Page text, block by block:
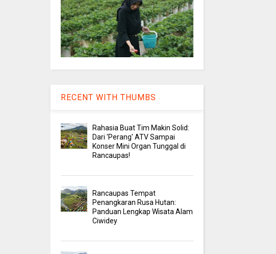
RECENT WITH THUMBS
Rahasia Buat Tim Makin Solid:
Dari 'Perang' ATV Sampai
Konser Mini Organ Tunggal di
Rancaupas!
Rancaupas Tempat
Penangkaran Rusa Hutan:
Panduan Lengkap Wisata Alam
Ciwidey